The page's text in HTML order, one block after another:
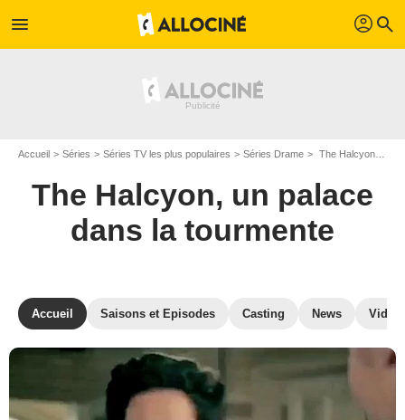
menu profil search
Accueil Séries Séries TV les plus populaires Séries Drame The Halcyon, un palace dans la tourmente
The Halcyon, un palace
dans la tourmente
Accueil Saisons et Episodes Casting News